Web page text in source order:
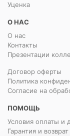
Уценка
О НАС
О нас
Контакты
Презентации
Договор оферты
Политика
Согласие на
ПОМОЩЬ
Условия оплаты и
Гарантия и возврат